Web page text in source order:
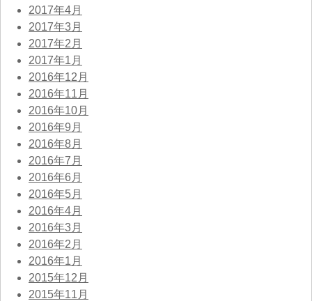
2017年4月
2017年3月
2017年2月
2017年1月
2016年12月
2016年11月
2016年10月
2016年9月
2016年8月
2016年7月
2016年6月
2016年5月
2016年4月
2016年3月
2016年2月
2016年1月
2015年12月
2015年11月